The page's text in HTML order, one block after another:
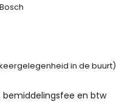
in de buurt)
bemiddelingsfee en btw